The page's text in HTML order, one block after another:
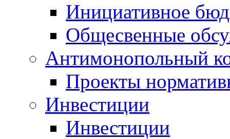
Инициативное
Общесвенные
Антимонопольный
Проекты
Инвестиции
Инвестиции